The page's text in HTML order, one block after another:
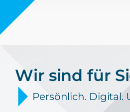
Wir sind für
Persönlich. Digital.